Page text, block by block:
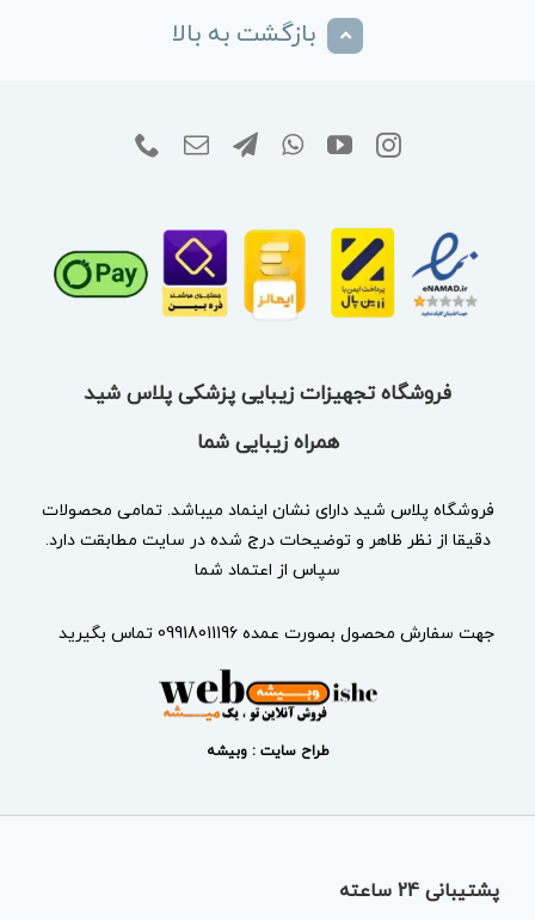
بازگشت به بالا
فروشگاه تجهیزات زیبایی پزشکی پلاس شید
همراه زیبایی شما
فروشگاه پلاس شید دارای نشان اینماد میباشد. تمامی محصولات
دقیقا از نظر ظاهر و توضیحات درج شده در سایت مطابقت دارد.
سپاس از اعتماد شما
جهت سفارش محصول بصورت عمده 09918011196 تماس بگیرید
طراح سایت : وبیشه
پشتیبانی 24 ساعته